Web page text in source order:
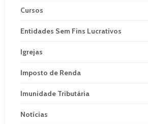
Cursos
Entidades Sem Fins Lucrativos
Igrejas
Imposto de Renda
Imunidade Tributária
Notícias